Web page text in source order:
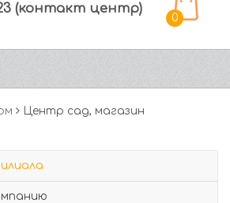
(контакт центр)
0
Центр сад, магазин